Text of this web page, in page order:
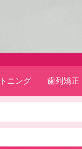
ニング 歯列矯正